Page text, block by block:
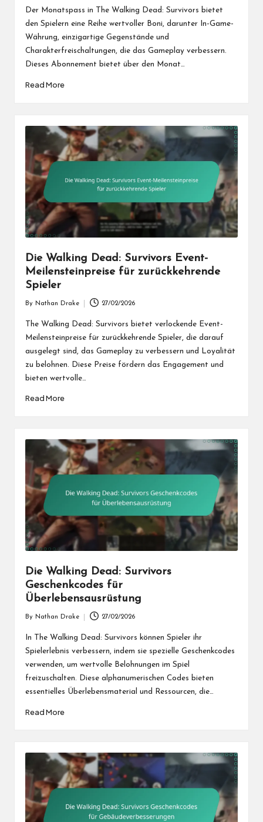
by
Der Monatspass in The Walking Dead: Survivors bietet
den Spielern eine Reihe wertvoller Boni, darunter In-Game-
Währung, einzigartige Gegenstände und
Charakterfreischaltungen, die das Gameplay verbessern.
Dieses Abonnement bietet über den Monat…
Read More
Die Walking Dead: Survivors Event-
Meilensteinpreise für zurückkehrende
Spieler
by
By Nathan Drake 27/02/2026
The Walking Dead: Survivors bietet verlockende Event-
Meilensteinpreise für zurückkehrende Spieler, die darauf
ausgelegt sind, das Gameplay zu verbessern und Loyalität
zu belohnen. Diese Preise fördern das Engagement und
bieten wertvolle…
Read More
Die Walking Dead: Survivors
Geschenkcodes für
Überlebensausrüstung
by
By Nathan Drake 27/02/2026
In The Walking Dead: Survivors können Spieler ihr
Spielerlebnis verbessern, indem sie spezielle Geschenkcodes
verwenden, um wertvolle Belohnungen im Spiel
freizuschalten. Diese alphanumerischen Codes bieten
essentielles Überlebensmaterial und Ressourcen, die…
Read More